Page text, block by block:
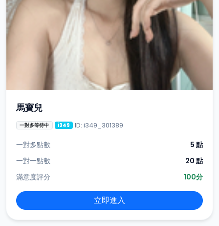
馬寶兒
一對多等待中 i349 ID: i349_301389
一對多點數
5 點
一對一點數
20 點
滿意度評分
100分
立即進入